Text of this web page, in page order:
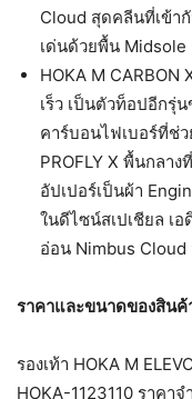
Cloud สุดคลีนที่เข้า
เด่นด้วยพื้น
HOKA M CARBON
เร็ว เป็นตัวท็อปอีกรุ่
คาร์บอนไฟเบอร์ที่ช่
PROFLY X พื้นกลา
อัปเปอร์เป็นผ้า
ในดีไซน์สเปเชียล เอ
อ่อน Nimbus
ราคาและขนาดของสินค้
รองเท้า HOKA M
HOKA-1123110 ราคา